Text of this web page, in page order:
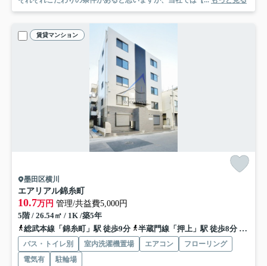
賃貸マンション
墨田区横川
エアリアル錦糸町
10.7万円 管理/共益費5,000円
5階 / 26.54㎡ / 1K /築5年
総武本線「錦糸町」駅 徒歩9分
半蔵門線「押上」駅 徒歩8分 都営
バス・トイレ別 室内洗濯機置場 エアコン
フローリング
電気有
駐輪場